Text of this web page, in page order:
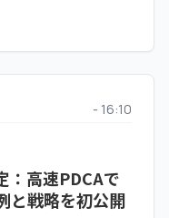
氏
カーが明かす店
- 16:10
：高速PDCAで
と戦略を初公開